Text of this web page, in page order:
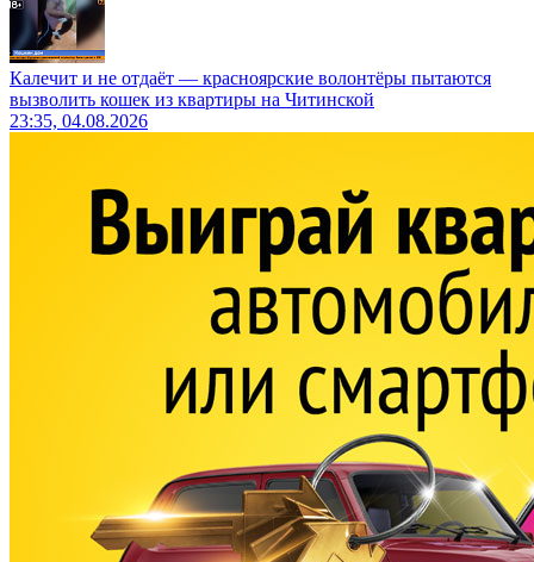
Калечит и не отдаёт — красноярские волонтёры пытаются
вызволить кошек из квартиры на Читинской
23:35, 04.08.2026